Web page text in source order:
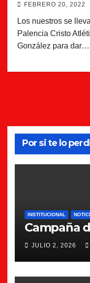
FEBRERO 20, 2022
Los nuestros se
Palencia Cristo
González para dar…
Por si te lo
INSTITUCIONAL
Campaña
JULIO 2, 2026